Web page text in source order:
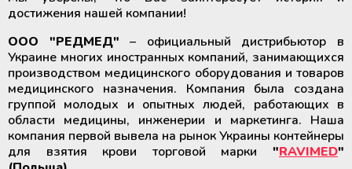
Экстракторы для разделения
Выжиматели (прокатыватели)
трубок контейнеров для крови
Стенд для контроля за процессом
лейкофильтрации крови
камеры
Медицинские ТермоСумки и
ТермоКонтейнеры
Медицинские аккумуляторы
холода и тепла
Климатические камеры
лабораторные
Инкубаторы СО2
Анализаторы лабораторные и
медицинские
стерилизаторы от 60 до 100 литров
Сушильные шкафы
Термосварочные аппараты
Ультразвуковые очистители
расходные материалы для
трансплантации органов
достижения нашей компании!
ООО "РЕДМЕД"– официальный дистрибьютор в
Украине многих иностранных компаний, занимающихся
производством медицинского оборудования и товаров
медицинского назначения. Компания была создана
группой молодых и опытных людей, работающих в
области медицины, инженерии и маркетинга. Наша
компания первой вывела на рынок Украины контейнеры
для взятия крови торговой марки "RAVIMED"